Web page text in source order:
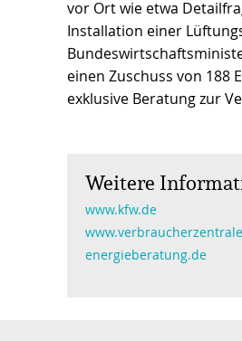
vor Ort wie etwa
Installation einer
einen Zuschuss von 188
exklusive Beratung zur
Weitere
www.kfw.de
energieberatung.de